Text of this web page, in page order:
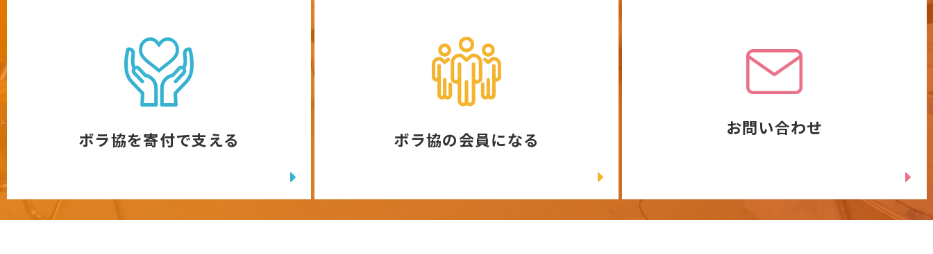
ボラ協を寄付で支える ボラ協の会員になる
お問い合わせ